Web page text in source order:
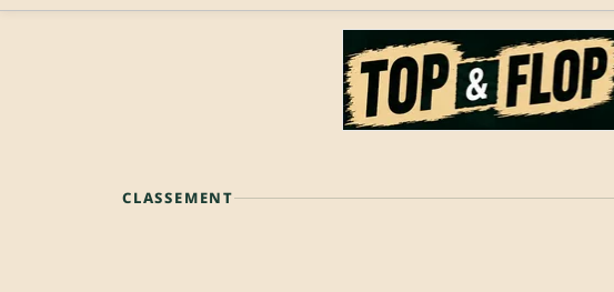
CLASSEMENT